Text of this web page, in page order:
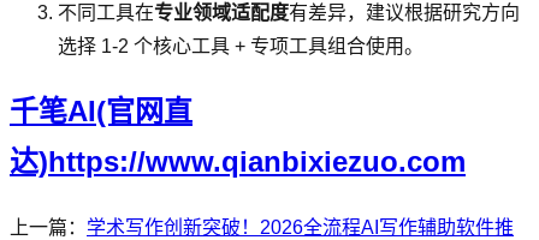
不同工具在专业领域适配度有差异，建议根据研究方向
选择 1-2 个核心工具 + 专项工具组合使用。
千笔AI(官网直
达)https://www.qianbixiezuo.com
上一篇： 学术写作创新突破！2026全流程AI写作辅助软件推